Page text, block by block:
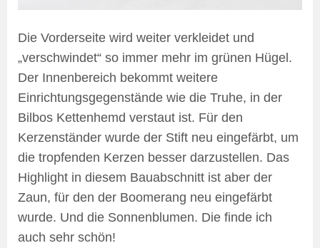
Die Vorderseite wird weiter verkleidet und
„verschwindet“ so immer mehr im grünen Hügel.
Der Innenbereich bekommt weitere
Einrichtungsgegenstände wie die Truhe, in der
Bilbos Kettenhemd verstaut ist. Für den
Kerzenständer wurde der Stift neu eingefärbt, um
die tropfenden Kerzen besser darzustellen. Das
Highlight in diesem Bauabschnitt ist aber der
Zaun, für den der Boomerang neu eingefärbt
wurde. Und die Sonnenblumen. Die finde ich
auch sehr schön!